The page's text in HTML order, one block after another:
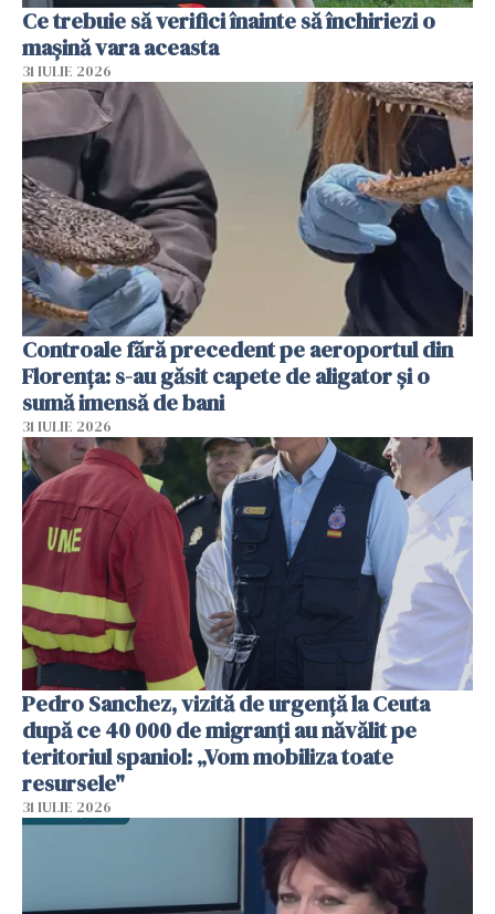
Ce trebuie să verifici înainte să închiriezi o
mașină vara aceasta
31 IULIE 2026
Controale fără precedent pe aeroportul din
Florența: s-au găsit capete de aligator și o
sumă imensă de bani
31 IULIE 2026
Pedro Sanchez, vizită de urgență la Ceuta
după ce 40 000 de migranți au năvălit pe
teritoriul spaniol: „Vom mobiliza toate
resursele"
31 IULIE 2026